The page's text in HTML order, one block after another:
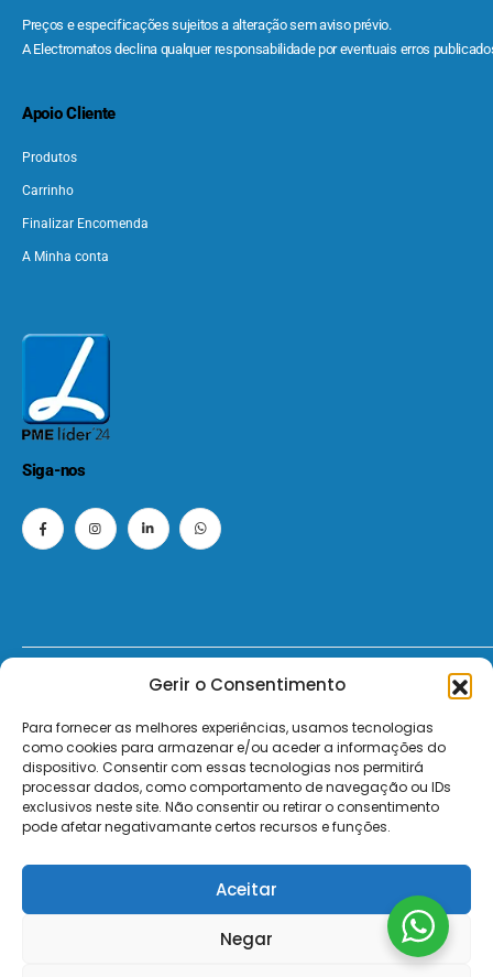
Gerir o Consentimento
Para fornecer as melhores experiências, usamos tecnologias
como cookies para armazenar e/ou aceder a informações do
dispositivo. Consentir com essas tecnologias nos permitirá
processar dados, como comportamento de navegação ou IDs
exclusivos neste site. Não consentir ou retirar o consentimento
pode afetar negativamante certos recursos e funções.
Aceitar
Negar
Preços e especificações sujeitos a alteração sem aviso prévio.
A Electromatos declina qualquer responsabilidade por eventuais erros
Apoio Cliente
Produtos
Carrinho
Finalizar Encomenda
A Minha conta
Siga-nos
© 2026 - ElectroMatos - Todos os direitos reservados.
Site by VC.
Pagamentos Seguros MB | MB WAY | Transferência Bancária | Payshop | Visa | Mastercard | Visa